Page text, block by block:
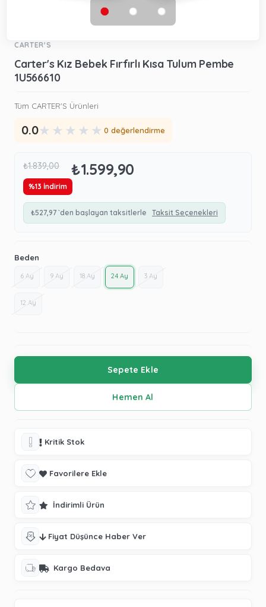
CARTER'S
Carter's Kız Bebek Fırfırlı Kısa Tulum Pembe
1U566610
Tüm CARTER'S Ürünleri
0.0★ ★ ★ ★ ★ 0 değerlendirme
₺1.839,00 ₺1.599,90
%13 İndirim
₺527,97 `den başlayan taksitlerle Taksit Seçenekleri
Beden
6 Ay 9 Ay 18 Ay 24 Ay 3 Ay
12 Ay
Kritik Stok
Favorilere Ekle
İndirimli Ürün
Fiyat Düşünce Haber Ver
Kargo Bedava